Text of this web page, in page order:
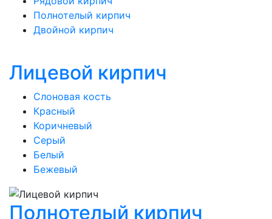
Полнотелый кирпич
Двойной кирпич
Лицевой кирпич
Слоновая кость
Красный
Коричневый
Серый
Белый
Бежевый
Полнотелый кирпич